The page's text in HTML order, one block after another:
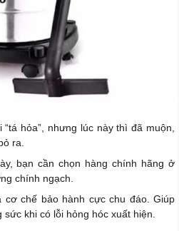
hỏa”, nhưng lúc này thì đã muộn,
ra.
bạn cần chọn hàng chính hãng ở
chính ngạch.
cơ chế bảo hành cực chu đáo. Giúp
khi có lỗi hỏng hóc xuất hiện.